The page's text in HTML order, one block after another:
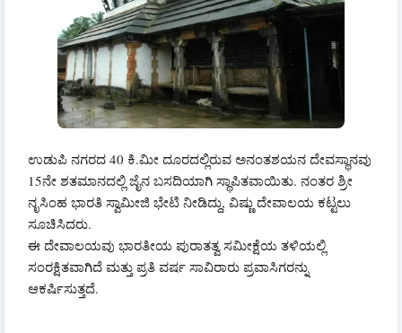
ಉಡುಪಿ ನಗರದ 40 ಕಿ.ಮೀ ದೂರದಲ್ಲಿರುವ ಅನಂತಶಯನ ದೇವಸ್ಥಾನವು
15ನೇ ಶತಮಾನದಲ್ಲಿ ಜೈನ ಬಸದಿಯಾಗಿ ಸ್ಥಾಪಿತವಾಯಿತು. ನಂತರ ಶ್ರೀ
ನೃಸಿಂಹ ಭಾರತಿ ಸ್ವಾಮೀಜಿ ಭೇಟಿ ನೀಡಿದ್ದು, ವಿಷ್ಣು ದೇವಾಲಯ ಕಟ್ಟಲು
ಸೂಚಿಸಿದರು.
ಈ ದೇವಾಲಯವು ಭಾರತೀಯ ಪುರಾತತ್ವ ಸಮೀಕ್ಷೆಯ ತಳಿಯಲ್ಲಿ
ಸಂರಕ್ಷಿತವಾಗಿದೆ ಮತ್ತು ಪ್ರತಿ ವರ್ಷ ಸಾವಿರಾರು ಪ್ರವಾಸಿಗರನ್ನು
ಆಕರ್ಷಿಸುತ್ತದೆ.